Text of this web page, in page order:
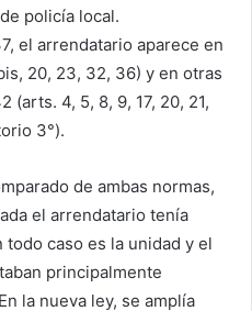
policía local.
el arrendatario aparece en
20, 23, 32, 36) y en otras
(arts. 4, 5, 8, 9, 17, 20, 21,
3°).
de ambas normas,
el arrendatario tenía
caso es la unidad y el
principalmente
la nueva ley, se amplía